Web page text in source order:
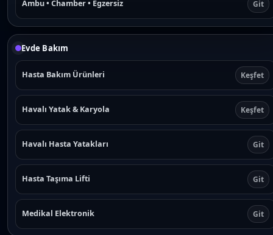
Ambu • Chamber • Egzersiz Git
Evde Bakım
Hasta Bakım Ürünleri Keşfet
Havalı Yatak & Karyola Keşfet
Havalı Hasta Yatakları Git
Hasta Taşıma Lifti Git
Medikal Elektronik Git